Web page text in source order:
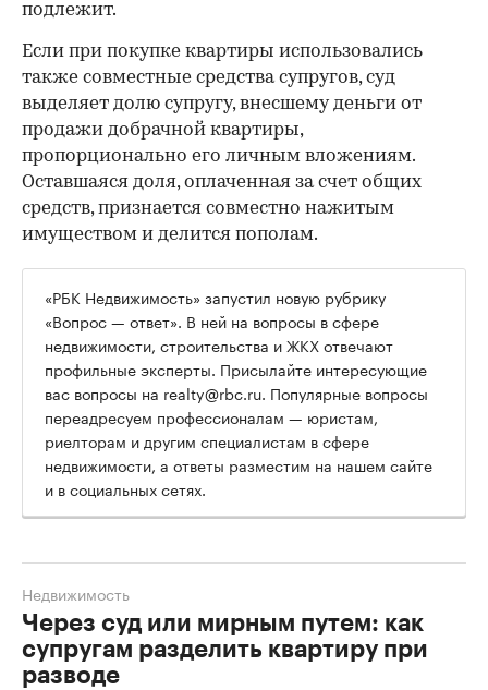
подлежит.
Если при покупке квартиры использовались
также совместные средства супругов, суд
выделяет долю супругу, внесшему деньги от
продажи добрачной квартиры,
пропорционально его личным вложениям.
Оставшаяся доля, оплаченная за счет общих
средств, признается совместно нажитым
имуществом и делится пополам.
«РБК Недвижимость» запустил новую рубрику
«Вопрос — ответ». В ней на вопросы в сфере
недвижимости, строительства и ЖКХ отвечают
профильные эксперты. Присылайте интересующие
вас вопросы на realty@rbc.ru. Популярные вопросы
переадресуем профессионалам — юристам,
риелторам и другим специалистам в сфере
недвижимости, а ответы разместим на нашем сайте
и в социальных сетях.
Через суд или мирным путем: как
супругам разделить квартиру при
разводе
Недвижимость